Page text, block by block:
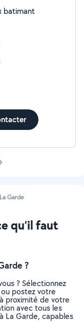
batimant
La Garde
qu’il faut
?
? Sélectionnez
postez votre
proximité de votre
avec tous les
La Garde, capables